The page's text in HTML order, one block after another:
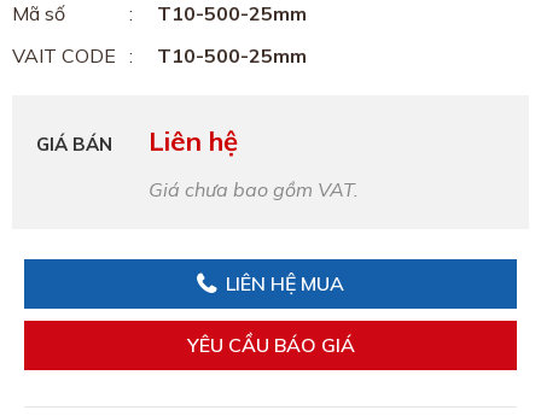
Mã số
T10-500-25mm
VAIT CODE
T10-500-25mm
GIÁ BÁN Liên hệ
Giá chưa bao gồm VAT.
LIÊN HỆ MUA
YÊU CẦU BÁO GIÁ